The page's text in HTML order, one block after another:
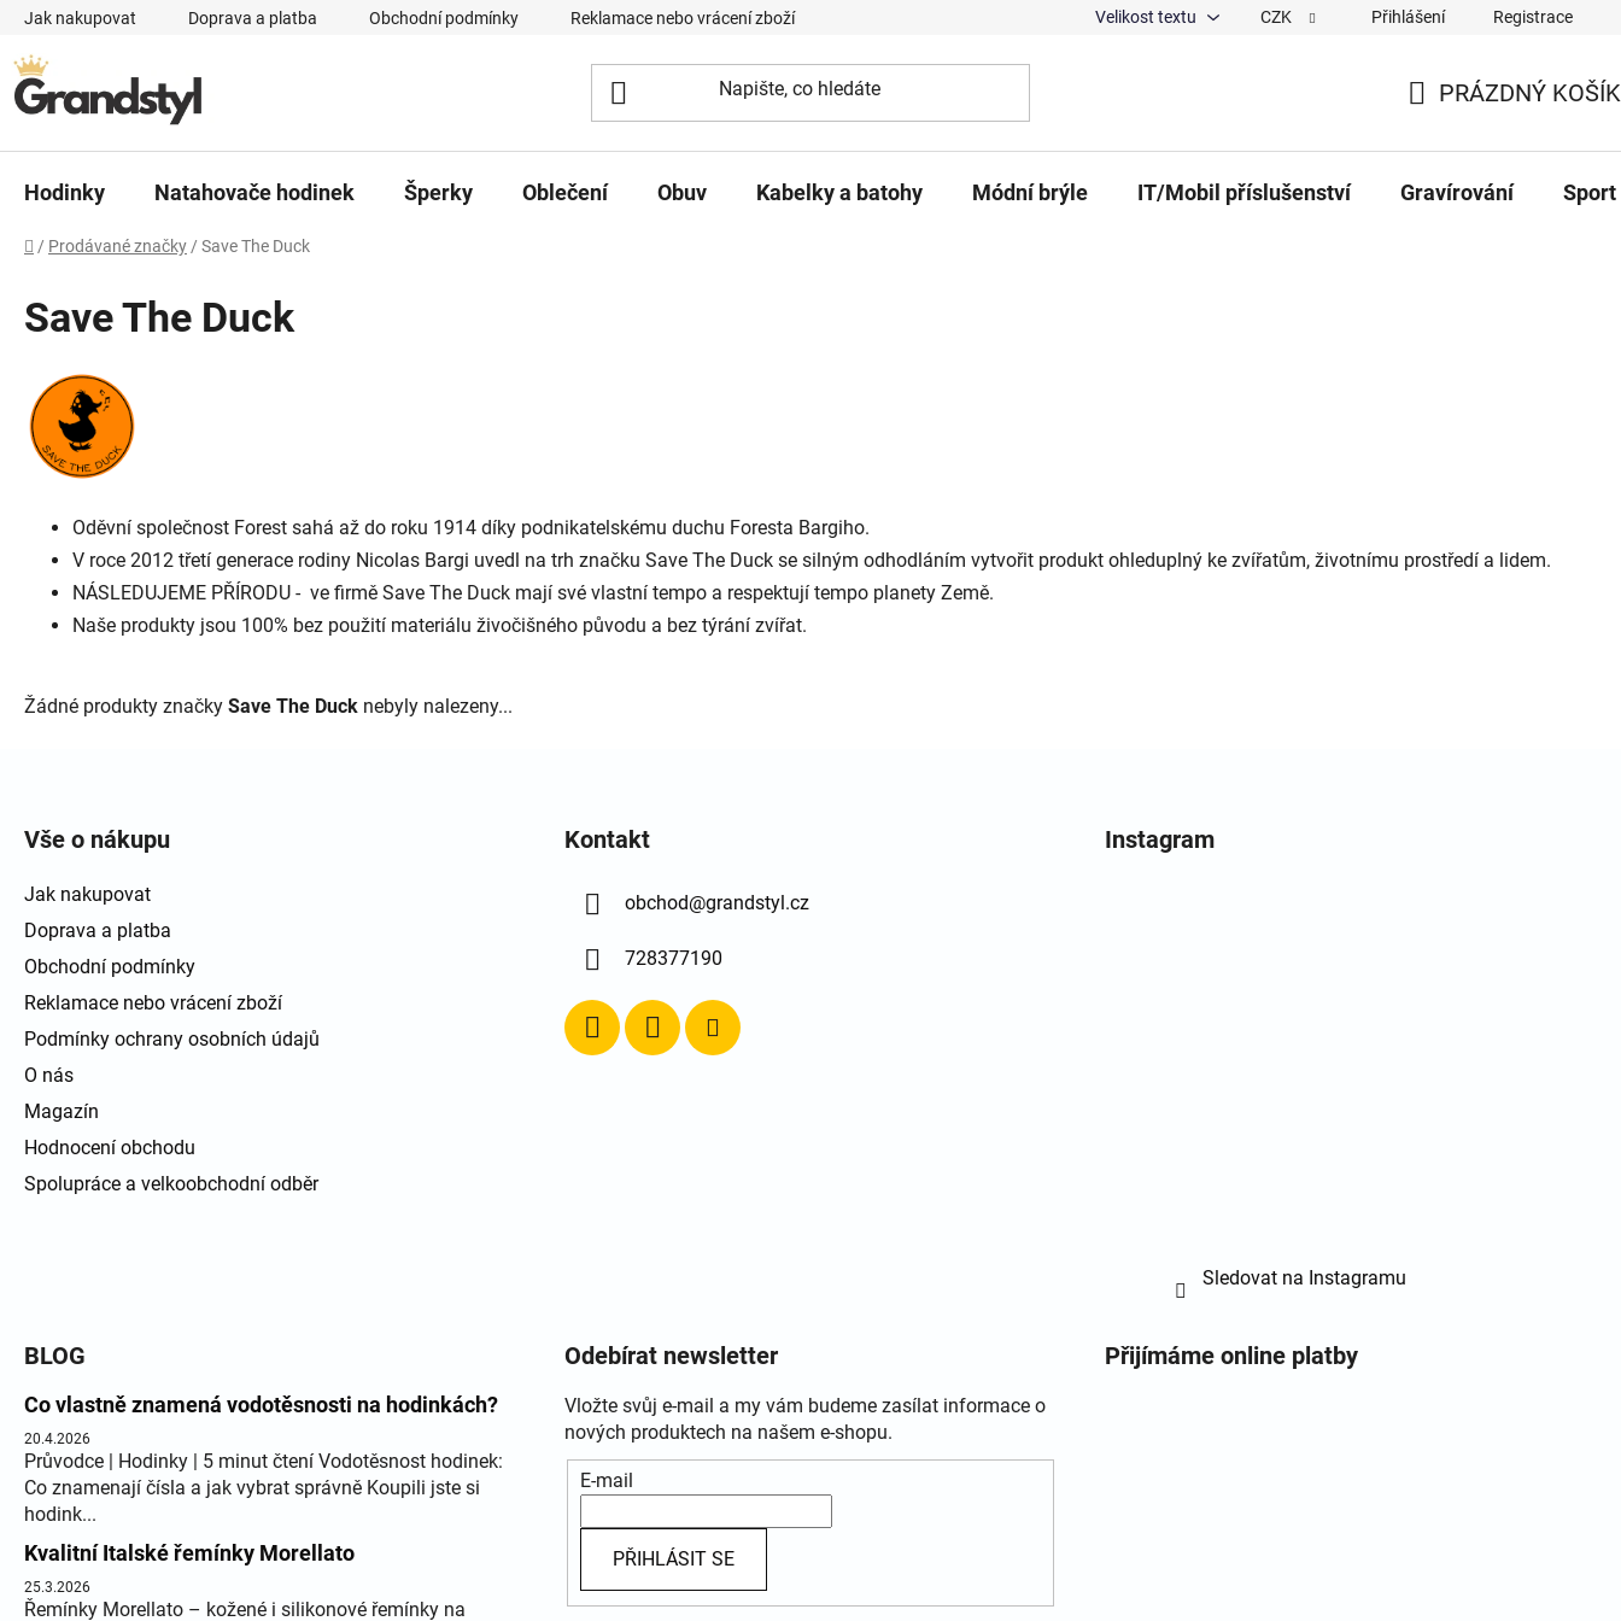
Přejít na obsah
Jak nakupovat Doprava a platba Obchodní podmínky Reklamace nebo vrácení zboží Podmínky ochrany osobních údajů O nás Magazín Hodnocení obchodu
Velikost textu CZK Přihlášení Registrace
PRÁZDNÝ KOŠÍK
Hodinky Natahovače hodinek Šperky Oblečení Obuv Kabelky a batohy Módní brýle IT/Mobil příslušenství Gravírování Sport
Domů
/ Prodávané značky / Save The Duck
Save The Duck
Oděvní společnost Forest sahá až do roku 1914 díky podnikatelskému duchu Foresta Bargiho.
V roce 2012 třetí generace rodiny Nicolas Bargi uvedl na trh značku Save The Duck se silným odhodláním vytvořit produkt ohleduplný ke zvířatům, životnímu prostředí a lidem.
NÁSLEDUJEME PŘÍRODU - ve firmě Save The Duck mají své vlastní tempo a respektují tempo planety Země.
Naše produkty jsou 100% bez použití materiálu živočišného původu a bez týrání zvířat.
Žádné produkty značky Save The Duck nebyly nalezeny...
Vše o nákupu
Jak nakupovat
Doprava a platba
Obchodní podmínky
Reklamace nebo vrácení zboží
Podmínky ochrany osobních údajů
O nás
Magazín
Hodnocení obchodu
Spolupráce a velkoobchodní odběr
Kontakt
obchod@grandstyl.cz
728377190
Instagram
Sledovat na Instagramu
BLOG
Co vlastně znamená vodotěsnosti na hodinkách?
20.4.2026
Průvodce | Hodinky | 5 minut čtení Vodotěsnost hodinek:
Co znamenají čísla a jak vybrat správně Koupili jste si
hodink...
Kvalitní Italské řemínky Morellato
25.3.2026
Řemínky Morellato – kožené i silikonové řemínky na
Odebírat newsletter
Vložte svůj e-mail a my vám budeme zasílat informace o
nových produktech na našem e-shopu.
E-mail
PŘIHLÁSIT SE
Přijímáme online platby